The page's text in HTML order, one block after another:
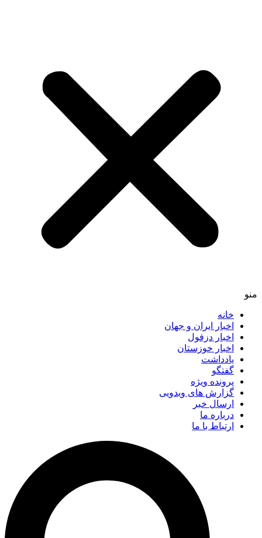
خانه
اخبار ایران و جهان
اخبار دزفول
اخبار خوزستان
یادداشت
گفتگو
پرونده ویژه
گزارش های ویدویی
ارسال خبر
درباره ما
ارتباط با ما